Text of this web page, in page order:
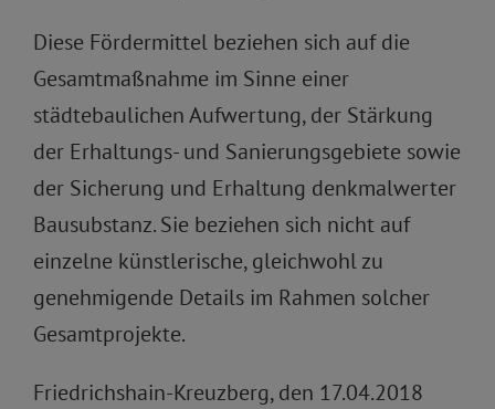
Diese Fördermittel beziehen sich auf die
Gesamtmaßnahme im Sinne einer
städtebaulichen Aufwertung, der Stärkung
der Erhaltungs- und Sanierungsgebiete sowie
der Sicherung und Erhaltung denkmalwerter
Bausubstanz. Sie beziehen sich nicht auf
einzelne künstlerische, gleichwohl zu
genehmigende Details im Rahmen solcher
Gesamtprojekte.
Friedrichshain-Kreuzberg, den 17.04.2018